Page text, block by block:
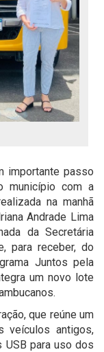
importante passo
município com a
na manhã
Andrade Lima
da Secretária
para receber, do
Juntos pela
um novo lote
que reúne um
veículos antigos,
USB para uso dos